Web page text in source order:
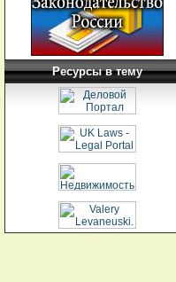
Ресурсы в тему